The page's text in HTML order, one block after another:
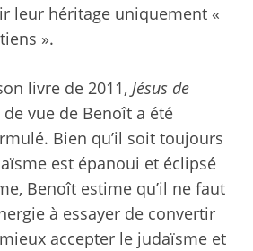
leur héritage uniquement «
».
livre de 2011, Jésus de
vue de Benoît a été
Bien qu’il soit toujours
est épanoui et éclipsé
Benoît estime qu’il ne faut
à essayer de convertir
accepter le judaïsme et